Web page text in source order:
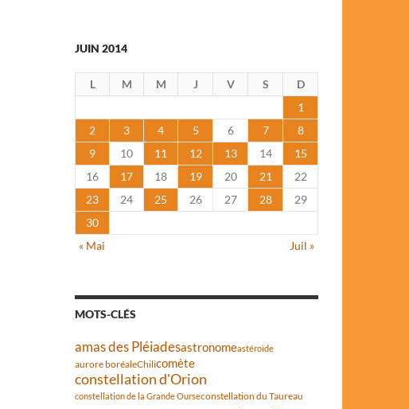
JUIN 2014
L M M J V S
D
1
2
3 4 5 6 7
8
9
10 11 12 13 14
15
16
17 18 19 20 21
22
23
24 25 26 27 28
29
30
« Mai
Juil »
MOTS-CLÉS
amas des Pléiadesastronomeastéroïde
aurore boréaleChilicomète
constellation d'Orion
constellation de la Grande Ourseconstellation du Taureau